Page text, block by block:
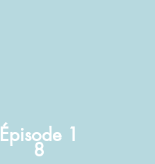
Épisode 1
8